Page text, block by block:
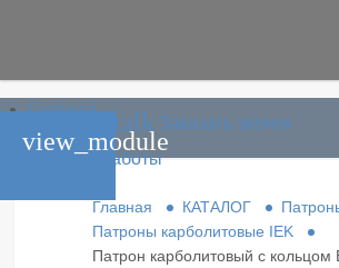
phone_in_talk Заказать звонок
Главная
Каталог
Условия работы
Главная КАТАЛОГ
Патроны карболитовые IEK
Патрон карболитовый с кольцом
view_module